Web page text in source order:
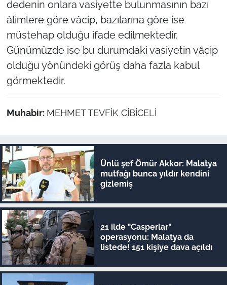
dedenin onlara vasiyette bulunmasının bazı
âlimlere göre vâcip, bazılarına göre ise
müstehap olduğu ifade edilmektedir.
Günümüzde ise bu durumdaki vasiyetin vâcip
olduğu yönündeki görüş daha fazla kabul
görmektedir.
Muhabir: MEHMET TEVFİK CİBİCELİ
Ünlü şef Ömür Akkor: Malatya
mutfağı bunca yıldır kendini
gizlemiş
21 ilde "Casperlar"
operasyonu: Malatya da
listede! 151 kişiye dava açıldı